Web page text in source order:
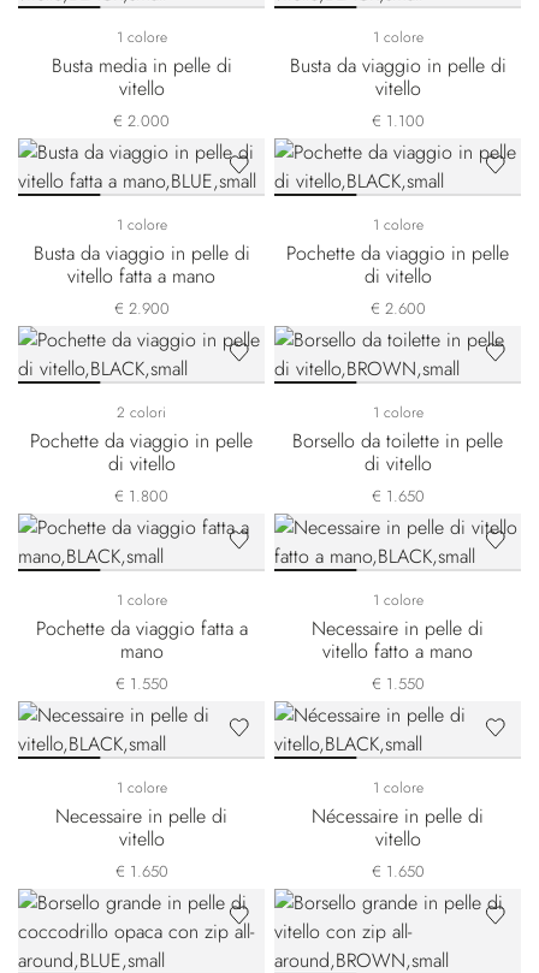
1 colore
Busta media in pelle di
vitello
€ 2.000
1 colore
Busta da viaggio in pelle di
vitello
€ 1.100
1 colore
Busta da viaggio in pelle di
vitello fatta a mano
€ 2.900
1 colore
Pochette da viaggio in pelle
di vitello
€ 2.600
2 colori
Pochette da viaggio in pelle
di vitello
€ 1.800
1 colore
Borsello da toilette in pelle
di vitello
€ 1.650
1 colore
Pochette da viaggio fatta a
mano
€ 1.550
1 colore
Necessaire in pelle di
vitello fatto a mano
€ 1.550
1 colore
Necessaire in pelle di
vitello
€ 1.650
1 colore
Nécessaire in pelle di
vitello
€ 1.650